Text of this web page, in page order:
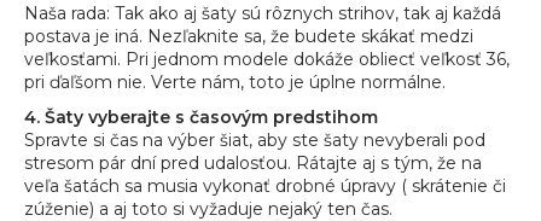
Naša rada: Tak ako aj šaty sú rôznych strihov, tak aj každá
postava je iná. Nezľaknite sa, že budete skákať medzi
veľkosťami. Pri jednom modele dokáže obliecť veľkosť 36,
pri ďaľšom nie. Verte nám, toto je úplne normálne.
4. Šaty vyberajte s časovým predstihom
Spravte si čas na výber šiat, aby ste šaty nevyberali pod
stresom pár dní pred udalosťou. Rátajte aj s tým, že na
veľa šatách sa musia vykonať drobné úpravy ( skrátenie či
zúženie) a aj toto si vyžaduje nejaký ten čas.